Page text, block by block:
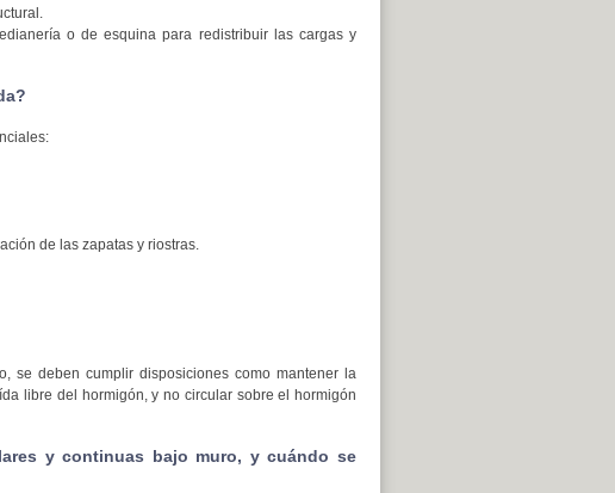
o de esquina para redistribuir las cargas y
de las zapatas y riostras.
se deben cumplir disposiciones como mantener la
libre del hormigón, y no circular sobre el hormigón
y continuas bajo muro, y cuándo se